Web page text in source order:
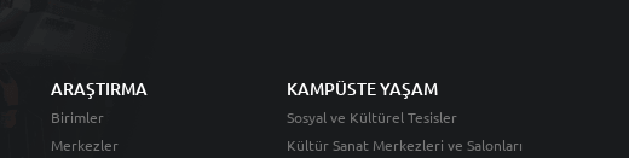
ARAŞTIRMA
Birimler
Merkezler
KAMPÜSTE YAŞAM
Sosyal ve Kültürel Tesisler
Kültür Sanat Merkezleri ve Salonları